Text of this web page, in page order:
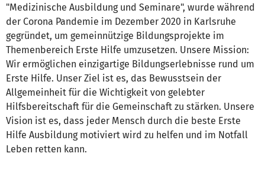
"Medizinische Ausbildung und Seminare", wurde während
der Corona Pandemie im Dezember 2020 in Karlsruhe
gegründet, um gemeinnützige Bildungsprojekte im
Themenbereich Erste Hilfe umzusetzen. Unsere Mission:
Wir ermöglichen einzigartige Bildungserlebnisse rund um
Erste Hilfe. Unser Ziel ist es, das Bewusstsein der
Allgemeinheit für die Wichtigkeit von gelebter
Hilfsbereitschaft für die Gemeinschaft zu stärken. Unsere
Vision ist es, dass jeder Mensch durch die beste Erste
Hilfe Ausbildung motiviert wird zu helfen und im Notfall
Leben retten kann.